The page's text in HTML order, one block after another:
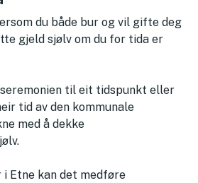
du både bur og vil gifte deg
gjeld sjølv om du for tida er
til eit tidspunkt eller
tid av den kommunale
med å dekke
i Etne kan det medføre